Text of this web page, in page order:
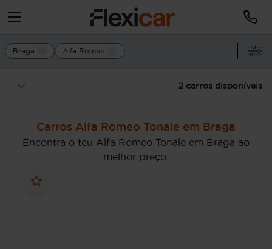
Braga Alfa Romeo
2 carros disponíveis
Carros Alfa Romeo Tonale em Braga
Encontra o teu Alfa Romeo Tonale em Braga ao
melhor preço.